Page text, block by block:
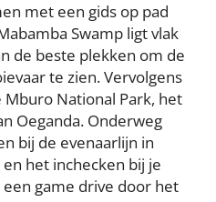
met een gids op pad
Swamp ligt vlak
de beste plekken om de
te zien. Vervolgens
National Park, het
Oeganda. Onderweg
bij de evenaarlijn in
het inchecken bij je
game drive door het